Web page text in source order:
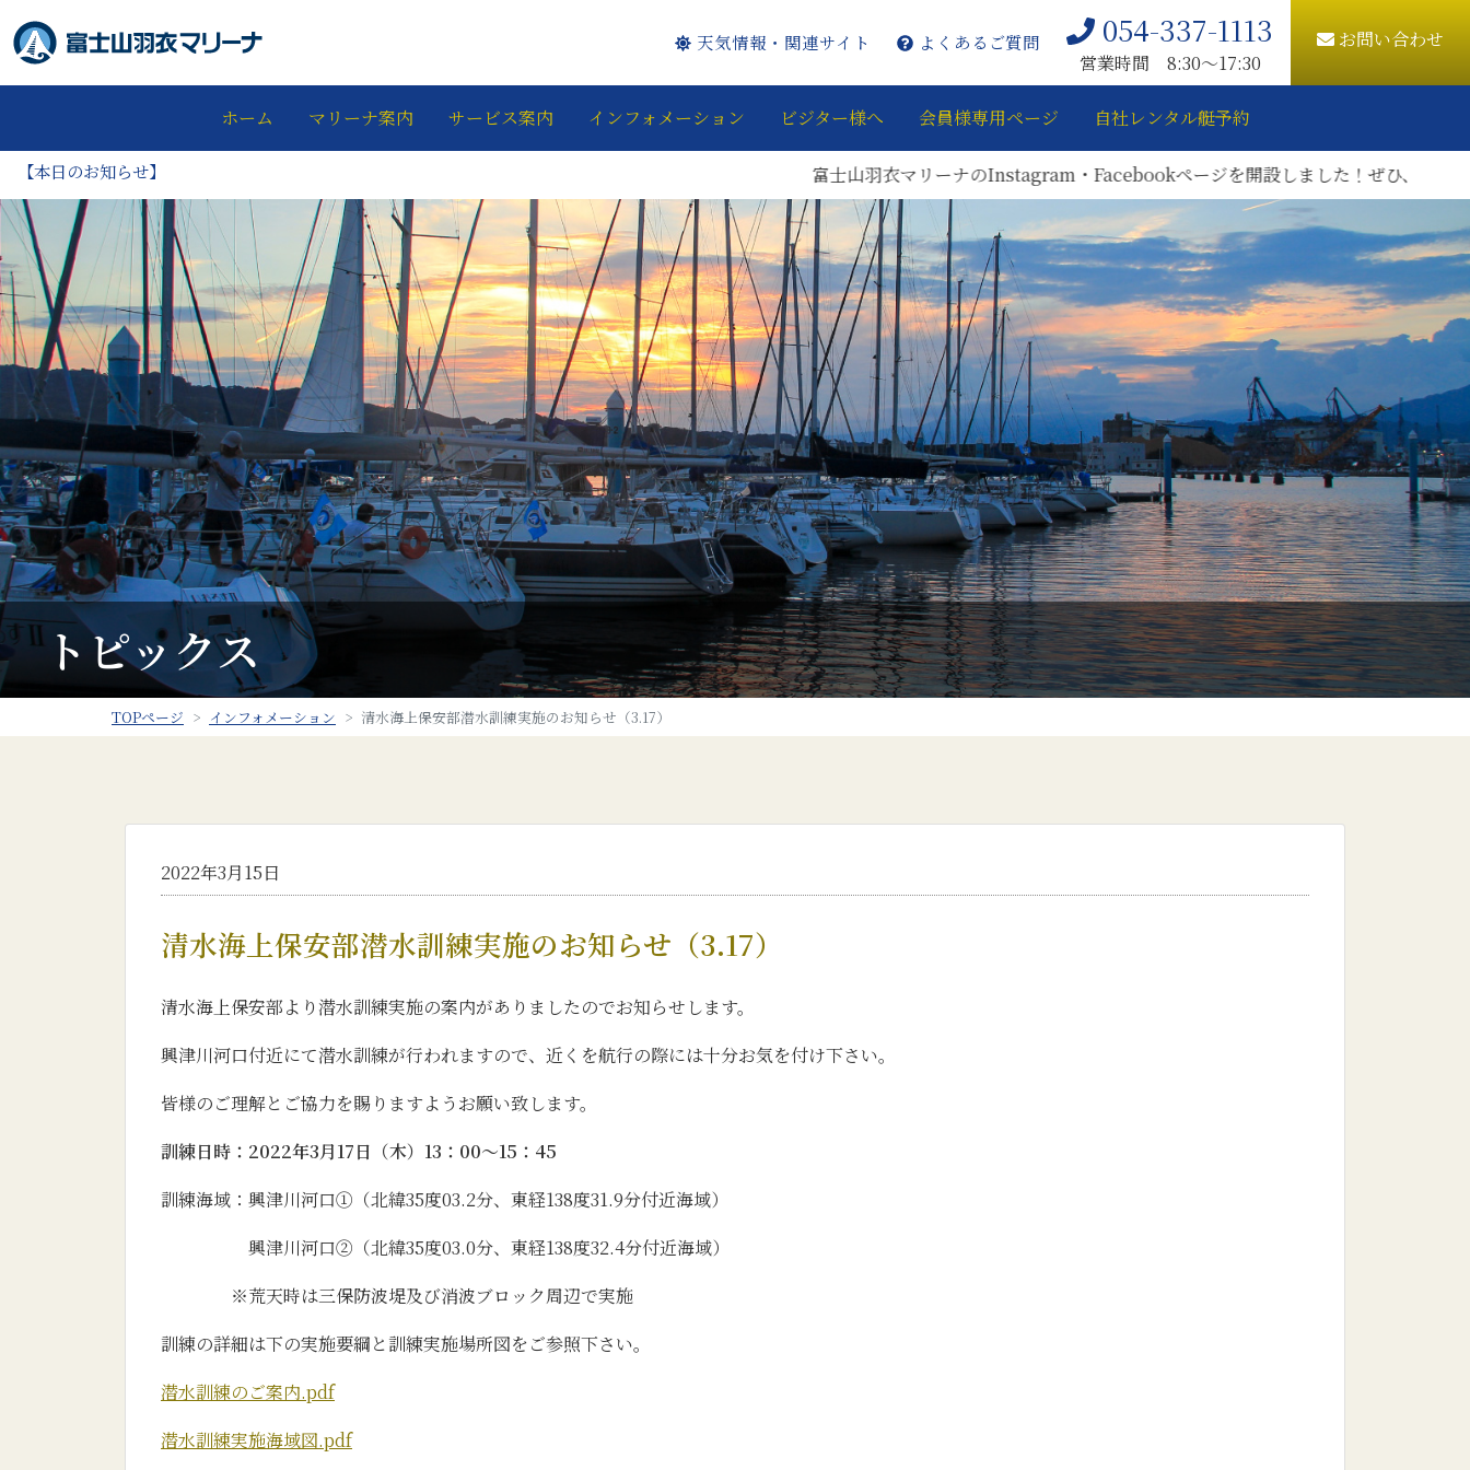
天気情報・関連サイト よくあるご質問 054-337-1113
営業時間 8:30〜17:30
お問い合わせ
ホーム マリーナ案内 サービス案内 インフォメーション ビジター様へ 会員様専用ページ 自社レンタル艇予約
【本日のお知らせ】 富士山羽衣マリーナのInstagram・Facebookページを開設しました！ぜひ、ご登録をお願い
トピックス
TOPページ インフォメーション 清水海上保安部潜水訓練実施のお知らせ（3.17）
2022年3月15日
清水海上保安部潜水訓練実施のお知らせ（3.17）
清水海上保安部より潜水訓練実施の案内がありましたのでお知らせします。
興津川河口付近にて潜水訓練が行われますので、近くを航行の際には十分お気を付け下さい。
皆様のご理解とご協力を賜りますようお願い致します。
訓練日時：2022年3月17日（木）13：00～15：45
訓練海域：興津川河口①（北緯35度03.2分、東経138度31.9分付近海域）
興津川河口②（北緯35度03.0分、東経138度32.4分付近海域）
※荒天時は三保防波堤及び消波ブロック周辺で実施
訓練の詳細は下の実施要綱と訓練実施場所図をご参照下さい。
潜水訓練のご案内.pdf
潜水訓練実施海域図.pdf